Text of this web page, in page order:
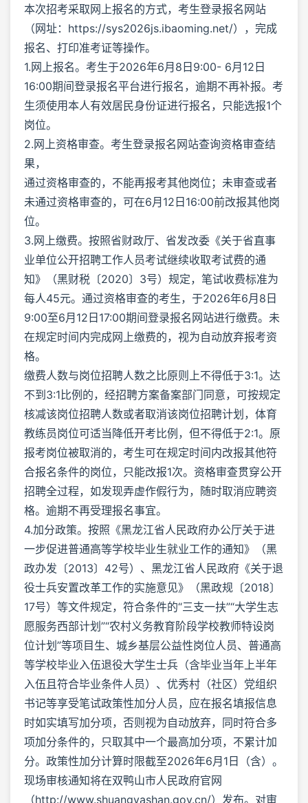
本次招考采取网上报名的方式，考生登录报名网站
（网址：https://sys2026js.ibaoming.net/），完成
报名、打印准考证等操作。
1.网上报名。考生于2026年6月8日9:00- 6月12日
16:00期间登录报名平台进行报名，逾期不再补报。考
生须使用本人有效居民身份证进行报名，只能选报1个
岗位。
2.网上资格审查。考生登录报名网站查询资格审查结
果，
通过资格审查的，不能再报考其他岗位；未审查或者
未通过资格审查的，可在6月12日16:00前改报其他岗
位。
3.网上缴费。按照省财政厅、省发改委《关于省直事
业单位公开招聘工作人员考试继续收取考试费的通
知》（黑财税〔2020〕3号）规定，笔试收费标准为
每人45元。通过资格审查的考生，于2026年6月8日
9:00至6月12日17:00期间登录报名网站进行缴费。未
在规定时间内完成网上缴费的，视为自动放弃报考资
格。
缴费人数与岗位招聘人数之比原则上不得低于3:1。达
不到3:1比例的，经招聘方案备案部门同意，可按规定
核减该岗位招聘人数或者取消该岗位招聘计划，体育
教练员岗位可适当降低开考比例，但不得低于2:1。原
报考岗位被取消的，考生可在规定时间内改报其他符
合报名条件的岗位，只能改报1次。资格审查贯穿公开
招聘全过程，如发现弄虚作假行为，随时取消应聘资
格。逾期不再受理报名事宜。
4.加分政策。按照《黑龙江省人民政府办公厅关于进
一步促进普通高等学校毕业生就业工作的通知》（黑
政办发〔2013〕42号）、黑龙江省人民政府《关于退
役士兵安置改革工作的实施意见》（黑政规〔2018〕
17号）等文件规定，符合条件的“三支一扶”“大学生志
愿服务西部计划”“农村义务教育阶段学校教师特设岗
位计划”等项目生、城乡基层公益性岗位人员、普通高
等学校毕业入伍退役大学生士兵（含毕业当年上半年
入伍且符合毕业条件人员）、优秀村（社区）党组织
书记等享受笔试政策性加分人员，应在报名填报信息
时如实填写加分项，否则视为自动放弃，同时符合多
项加分条件的，只取其中一个最高加分项，不累计加
分。政策性加分计算时限截至2026年6月1日（含）。
现场审核通知将在双鸭山市人民政府官网
（http://www.shuangyashan.gov.cn/）发布。对审